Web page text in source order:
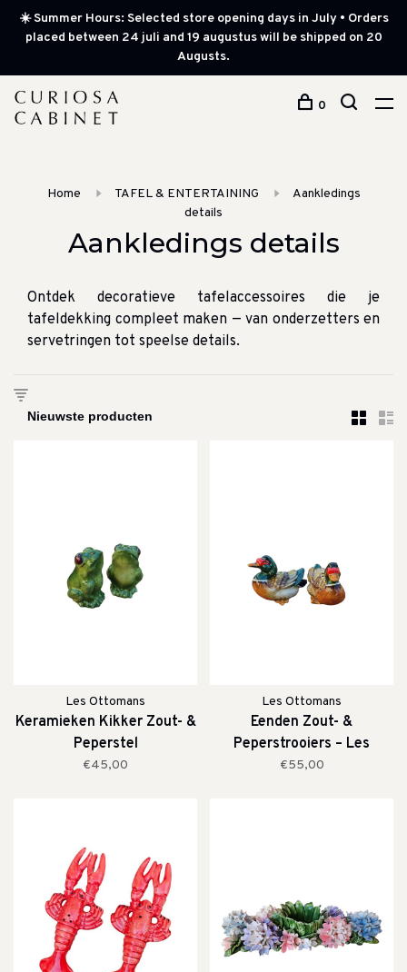
☀️ Summer Hours: Selected store opening days in July • Orders
placed between 24 juli and 19 augustus will be shipped on 20
Augusts.
0
Home TAFEL & ENTERTAINING
Aankledings
details
Aankledings details
Ontdek decoratieve tafelaccessoires die je
tafeldekking compleet maken — van onderzetters en
servetringen tot speelse details.
Les Ottomans
Keramieken Kikker Zout- &
Peperstel
€45,00
Les Ottomans
Eenden Zout- &
Peperstrooiers – Les
Ottomans
€55,00